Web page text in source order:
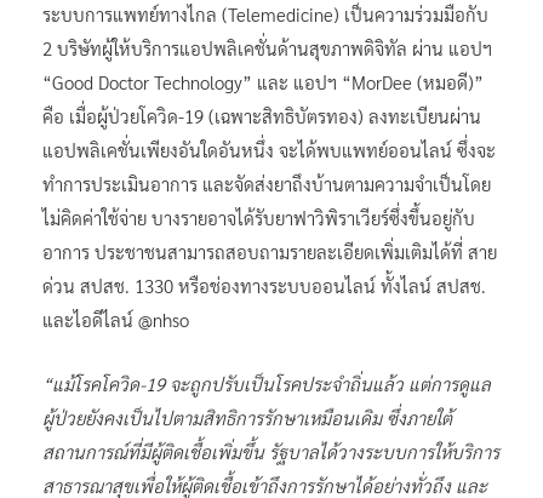
ระบบการแพทย์ทางไกล (Telemedicine) เป็นความร่วมมือกับ
2 บริษัทผู้ให้บริการแอปพลิเคชั่นด้านสุขภาพดิจิทัล ผ่าน แอปฯ
“Good Doctor Technology” และ แอปฯ “MorDee (หมอดี)”
คือ เมื่อผู้ป่วยโควิด-19 (เฉพาะสิทธิบัตรทอง) ลงทะเบียนผ่าน
แอปพลิเคชั่นเพียงอันใดอันหนึ่ง จะได้พบแพทย์ออนไลน์ ซึ่งจะ
ทำการประเมินอาการ และจัดส่งยาถึงบ้านตามความจำเป็นโดย
ไม่คิดค่าใช้จ่าย บางรายอาจได้รับยาฟาวิพิราเวียร์ซึ่งขึ้นอยู่กับ
อาการ ประชาชนสามารถสอบถามรายละเอียดเพิ่มเติมได้ที่ สาย
ด่วน สปสช. 1330 หรือช่องทางระบบออนไลน์ ทั้งไลน์ สปสช.
และไอดีไลน์ @nhso
“แม้โรคโควิด-19 จะถูกปรับเป็นโรคประจำถิ่นแล้ว แต่การดูแล
ผู้ป่วยยังคงเป็นไปตามสิทธิการรักษาเหมือนเดิม ซึ่งภายใต้
สถานการณ์ที่มีผู้ติดเชื้อเพิ่มขึ้น รัฐบาลได้วางระบบการให้บริการ
สาธารณาสุขเพื่อให้ผู้ติดเชื้อเข้าถึงการรักษาได้อย่างทั่วถึง และ